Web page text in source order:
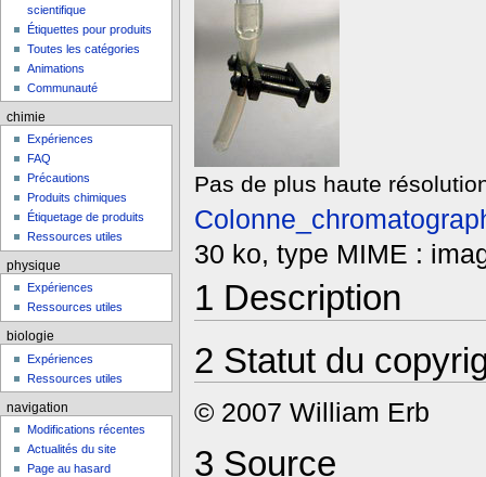
Pas de plus haute
30 ko, type MIME :
1 Description
2 Statut du
© 2007 William Erb
3 Source
scientifique
Étiquettes pour produits
Toutes les catégories
Animations
Communauté
chimie
Expériences
FAQ
Précautions
Produits chimiques
Étiquetage de produits
Ressources utiles
physique
Expériences
Ressources utiles
biologie
Expériences
Ressources utiles
navigation
Modifications récentes
Actualités du site
Page au hasard